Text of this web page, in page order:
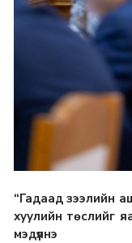
“Гадаад зээлийн
хуулийн төслийг
мэдүүлнэ